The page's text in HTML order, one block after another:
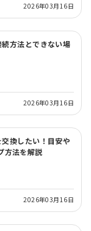
2026年03月16日
方法とできない場
2026年03月16日
換したい！目安や
方法を解説
2026年03月16日